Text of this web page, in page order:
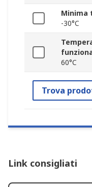
Minima
-30°C
60°C
Trova
Link consigliati